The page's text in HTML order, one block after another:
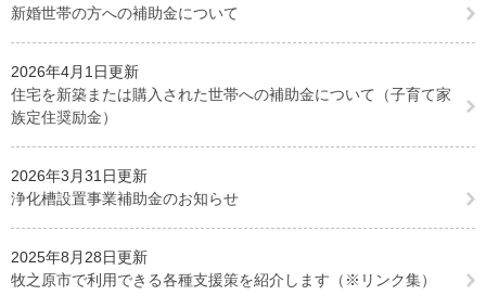
新婚世帯の方への補助金について
2026年4月1日更新
住宅を新築または購入された世帯への補助金について（子育て家
族定住奨励金）
2026年3月31日更新
浄化槽設置事業補助金のお知らせ
2025年8月28日更新
牧之原市で利用できる各種支援策を紹介します（※リンク集）